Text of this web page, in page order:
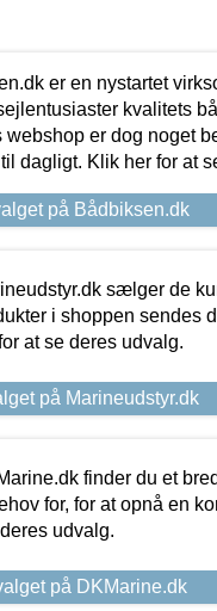
er en nystartet
kvalitets
webshop er dog noget
dagligt. Klik her for at
på Bådbiksen.dk
sælger de
i shoppen sendes
at se deres udvalg.
på Marineudstyr.dk
finder du et
for, for at opnå en
udvalg.
på DKMarine.dk